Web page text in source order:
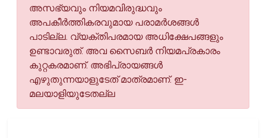
അസഭ്യവും നിയമവിരുദ്ധവും
അപകീര്‍ത്തികരവുമായ പരാമര്‍ശങ്ങള്‍
പാടില്ല. വ്യക്തിപരമായ അധിക്ഷേപങ്ങളും
ഉണ്ടാവരുത്. അവ സൈബര്‍ നിയമപ്രകാരം
കുറ്റകരമാണ്. അഭിപ്രായങ്ങള്‍
എഴുതുന്നയാളുടേത് മാത്രമാണ്. ഇ-
മലയാളിയുടേതല്ല